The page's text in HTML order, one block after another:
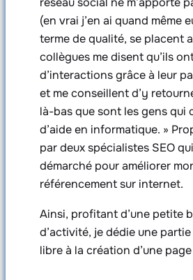
(en vrai j’en ai quand même
terme de qualité, se placent
collègues me disent qu’ils
d’interactions grâce à leur
et me conseillent d’y
là-bas que sont les gens qui
d’aide en informatique. »
par deux spécialistes SEO
démarché pour améliorer
référencement sur internet.
Ainsi, profitant d’une petite
d’activité, je dédie une
libre à la création d’une